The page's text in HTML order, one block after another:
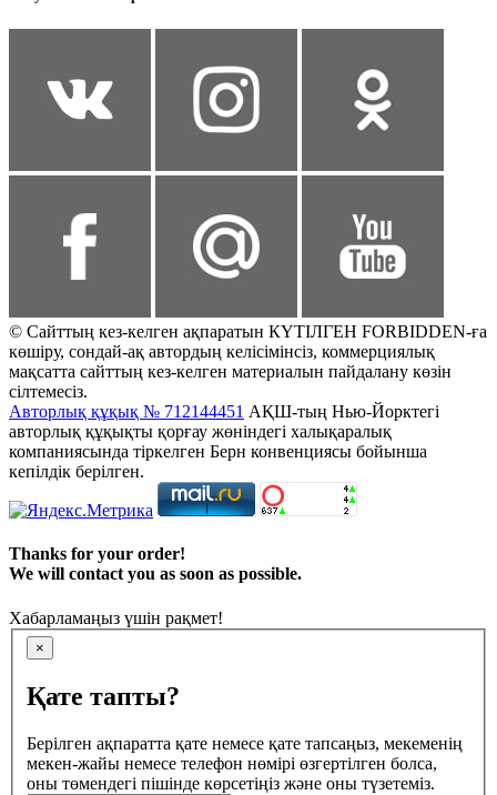
© Сайттың кез-келген ақпаратын КҮТІЛГЕН FORBIDDEN-ға
көшіру, сондай-ақ автордың келісімінсіз, коммерциялық
мақсатта сайттың кез-келген материалын пайдалану көзін
сілтемесіз.
Авторлық құқық № 712144451 АҚШ-тың Нью-Йорктегі
авторлық құқықты қорғау жөніндегі халықаралық
компаниясында тіркелген Берн конвенциясы бойынша
кепілдік берілген.
Thanks for your order!
We will contact you as soon as possible.
Хабарламаңыз үшін рақмет!
×
Қате тапты?
Берілген ақпаратта қате немесе қате тапсаңыз, мекеменің
мекен-жайы немесе телефон нөмірі өзгертілген болса,
оны төмендегі пішінде көрсетіңіз және оны түзетеміз.